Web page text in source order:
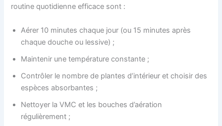
routine quotidienne efficace sont :
Aérer 10 minutes chaque jour (ou 15 minutes après
chaque douche ou lessive) ;
Maintenir une température constante ;
Contrôler le nombre de plantes d’intérieur et choisir des
espèces absorbantes ;
Nettoyer la VMC et les bouches d’aération
régulièrement ;